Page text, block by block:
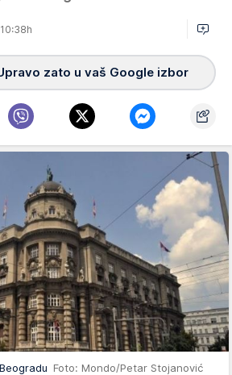
zato u vaš Google izbor
Foto: Mondo/Petar Stojanović